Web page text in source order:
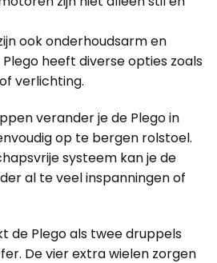
ook onderhoudsarm en
heeft diverse opties zoals
verlichting.
verander je de Plego in
op te bergen rolstoel.
systeem kan je de
al te veel inspanningen of
de Plego als twee druppels
De vier extra wielen zorgen